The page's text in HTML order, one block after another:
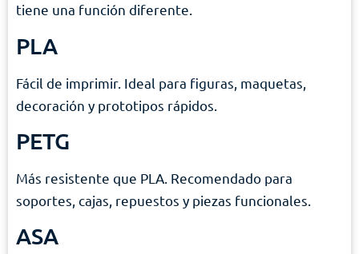
tiene una función diferente.
PLA
Fácil de imprimir. Ideal para figuras, maquetas,
decoración y prototipos rápidos.
PETG
Más resistente que PLA. Recomendado para
soportes, cajas, repuestos y piezas funcionales.
ASA